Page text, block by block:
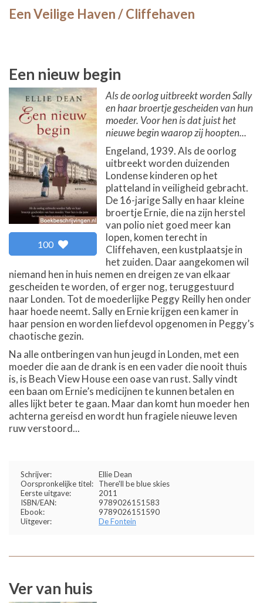
Een Veilige Haven / Cliffehaven
Een nieuw begin
100
Als de oorlog uitbreekt worden Sally
en haar broertje gescheiden van hun
moeder. Voor hen is dat juist het
nieuwe begin waarop zij hoopten...
Engeland, 1939. Als de oorlog
uitbreekt worden duizenden
Londense kinderen op het
platteland in veiligheid gebracht.
De 16-jarige Sally en haar kleine
broertje Ernie, die na zijn herstel
van polio niet goed meer kan
lopen, komen terecht in
Cliffehaven, een kustplaatsje in
het zuiden. Daar aangekomen wil
niemand hen in huis nemen en dreigen ze van elkaar
gescheiden te worden, of erger nog, teruggestuurd
naar Londen. Tot de moederlijke Peggy Reilly hen onder
haar hoede neemt. Sally en Ernie krijgen een kamer in
haar pension en worden liefdevol opgenomen in Peggy’s
chaotische gezin.
Na alle ontberingen van hun jeugd in Londen, met een
moeder die aan de drank is en een vader die nooit thuis
is, is Beach View House een oase van rust. Sally vindt
een baan om Ernie’s medicijnen te kunnen betalen en
alles lijkt beter te gaan. Maar dan komt hun moeder hen
achterna gereisd en wordt hun fragiele nieuwe leven
ruw verstoord...
Schrijver:
Ellie Dean
Oorspronkelijke titel:
There'll be blue skies
Eerste uitgave:
2011
ISBN/EAN:
9789026151583
Ebook:
9789026151590
Uitgever:
De Fontein
Ver van huis